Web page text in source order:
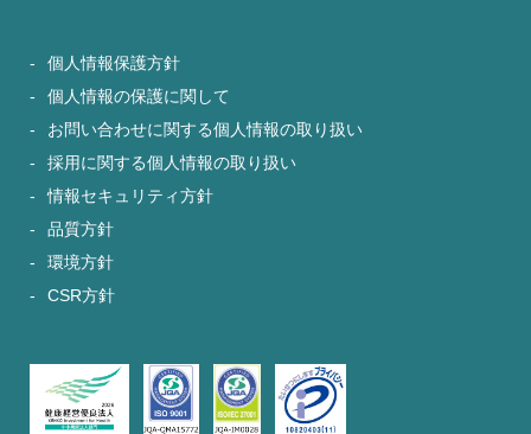
個人情報保護方針
個人情報の保護に関して
お問い合わせに関する個人情報の取り扱い
採用に関する個人情報の取り扱い
情報セキュリティ方針
品質方針
環境方針
CSR方針